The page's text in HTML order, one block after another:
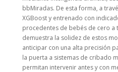
bbMiradas. De esta forma, a
XGBoost y entrenado con
procedentes de bebés de cero a
demuestra la solidez de estos
anticipar con una alta precisión
la puerta a sistemas de cribado
permitan intervenir antes y con